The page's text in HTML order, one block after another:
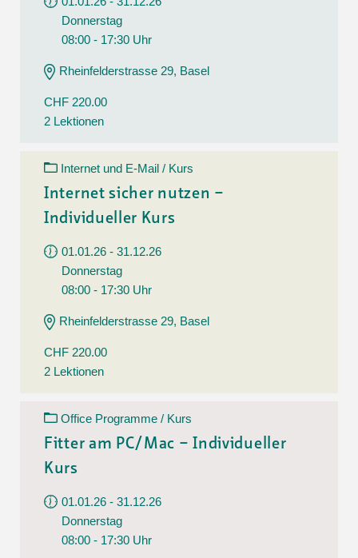
Donnerstag
08:00 - 17:30 Uhr
Rheinfelderstrasse 29, Basel
CHF 220.00
2 Lektionen
Internet und E-Mail / Kurs
Internet sicher nutzen –
Individueller Kurs
01.01.26 - 31.12.26
Donnerstag
08:00 - 17:30 Uhr
Rheinfelderstrasse 29, Basel
CHF 220.00
2 Lektionen
Office Programme / Kurs
Fitter am PC/Mac – Individueller
Kurs
01.01.26 - 31.12.26
Donnerstag
08:00 - 17:30 Uhr